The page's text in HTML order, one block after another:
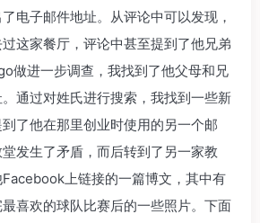
电子邮件地址。从评论中可以发现，
这家餐厅，评论中甚至提到了他兄弟
做进一步调查，我找到了他父母和兄
通过对姓氏进行搜索，我找到一些新
了他在那里创业时使用的另一个邮
发生了矛盾，而后转到了另一家教
上链接的一篇博文，其中有
喜欢的球队比赛后的一些照片。下面